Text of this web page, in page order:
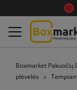
Boxmarket Pakuočių
plėvelės